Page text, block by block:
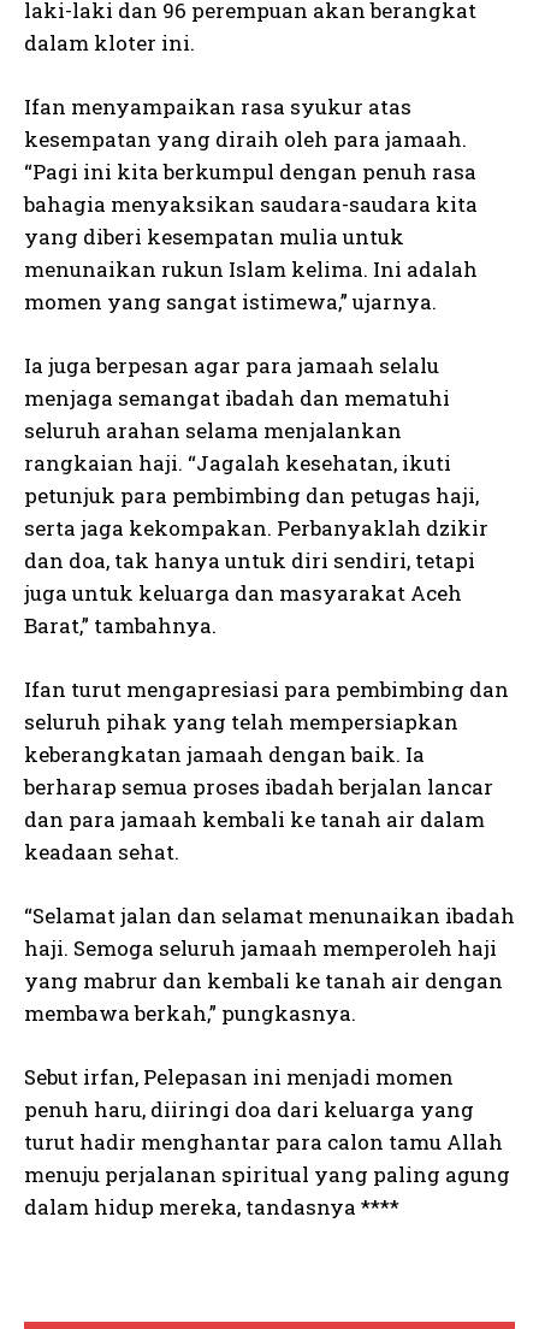
laki-laki dan 96 perempuan akan berangkat
dalam kloter ini.
Ifan menyampaikan rasa syukur atas
kesempatan yang diraih oleh para jamaah.
“Pagi ini kita berkumpul dengan penuh rasa
bahagia menyaksikan saudara-saudara kita
yang diberi kesempatan mulia untuk
menunaikan rukun Islam kelima. Ini adalah
momen yang sangat istimewa,” ujarnya.
Ia juga berpesan agar para jamaah selalu
menjaga semangat ibadah dan mematuhi
seluruh arahan selama menjalankan
rangkaian haji. “Jagalah kesehatan, ikuti
petunjuk para pembimbing dan petugas haji,
serta jaga kekompakan. Perbanyaklah dzikir
dan doa, tak hanya untuk diri sendiri, tetapi
juga untuk keluarga dan masyarakat Aceh
Barat,” tambahnya.
Ifan turut mengapresiasi para pembimbing dan
seluruh pihak yang telah mempersiapkan
keberangkatan jamaah dengan baik. Ia
berharap semua proses ibadah berjalan lancar
dan para jamaah kembali ke tanah air dalam
keadaan sehat.
“Selamat jalan dan selamat menunaikan ibadah
haji. Semoga seluruh jamaah memperoleh haji
yang mabrur dan kembali ke tanah air dengan
membawa berkah,” pungkasnya.
Sebut irfan, Pelepasan ini menjadi momen
penuh haru, diiringi doa dari keluarga yang
turut hadir menghantar para calon tamu Allah
menuju perjalanan spiritual yang paling agung
dalam hidup mereka, tandasnya ****